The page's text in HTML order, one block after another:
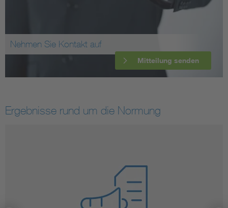
Nehmen Sie Kontakt auf
Mitteilung senden
Ergebnisse rund um die Normung